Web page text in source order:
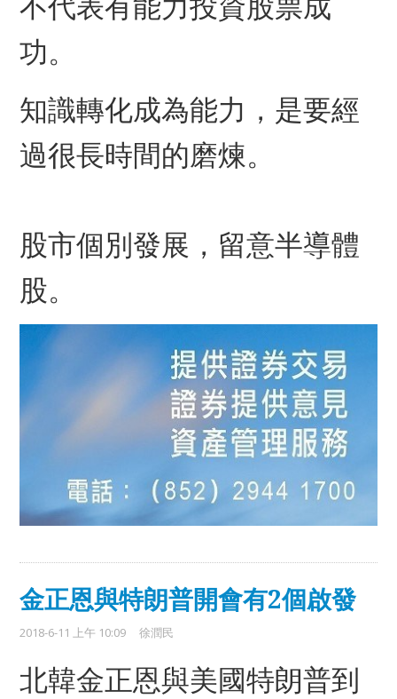
功。
知識轉化成為能力，是要經
過很長時間的磨煉。
股市個別發展，留意半導體
股。
金正恩與特朗普開會有2個啟發
2018-6-11 上午 10:09 徐潤民
北韓金正恩與美國特朗普到